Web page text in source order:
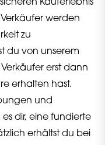
Kauferlebnis
werden
zu
du von unserem
Verkäufer erst dann
erhalten hast.
und
dir, eine fundierte
erhältst du bei